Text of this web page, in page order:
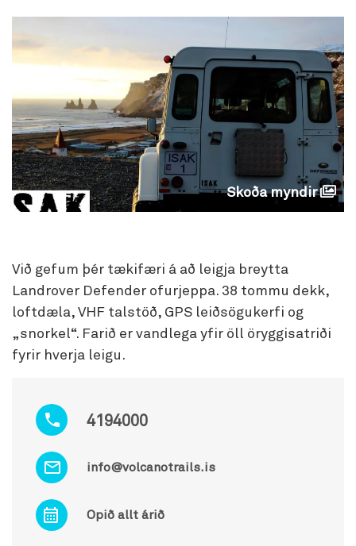
Skoða myndir
4194000
info@volcanotrails.is
Opið allt árið
Við gefum þér tækifæri á að leigja breytta
Landrover Defender ofurjeppa. 38 tommu dekk,
loftdæla, VHF talstöð, GPS leiðsögukerfi og
„snorkel“. Farið er vandlega yfir öll öryggisatriði
fyrir hverja leigu.